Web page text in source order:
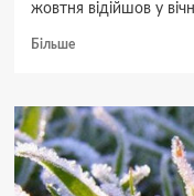
жовтня відійшов у
БільшеДокладніше
у
вічність
видатний
науковець
і